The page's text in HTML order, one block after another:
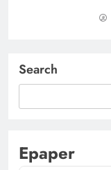
Search
Epaper